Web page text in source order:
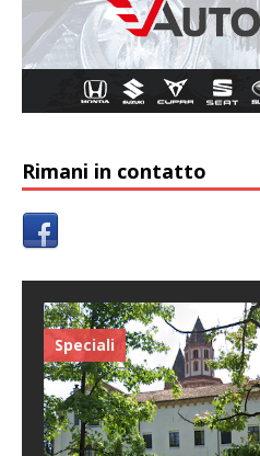
Rimani in contatto
Speciali